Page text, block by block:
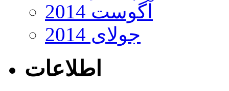
آگوست 2014
جولای 2014
اطلاعات